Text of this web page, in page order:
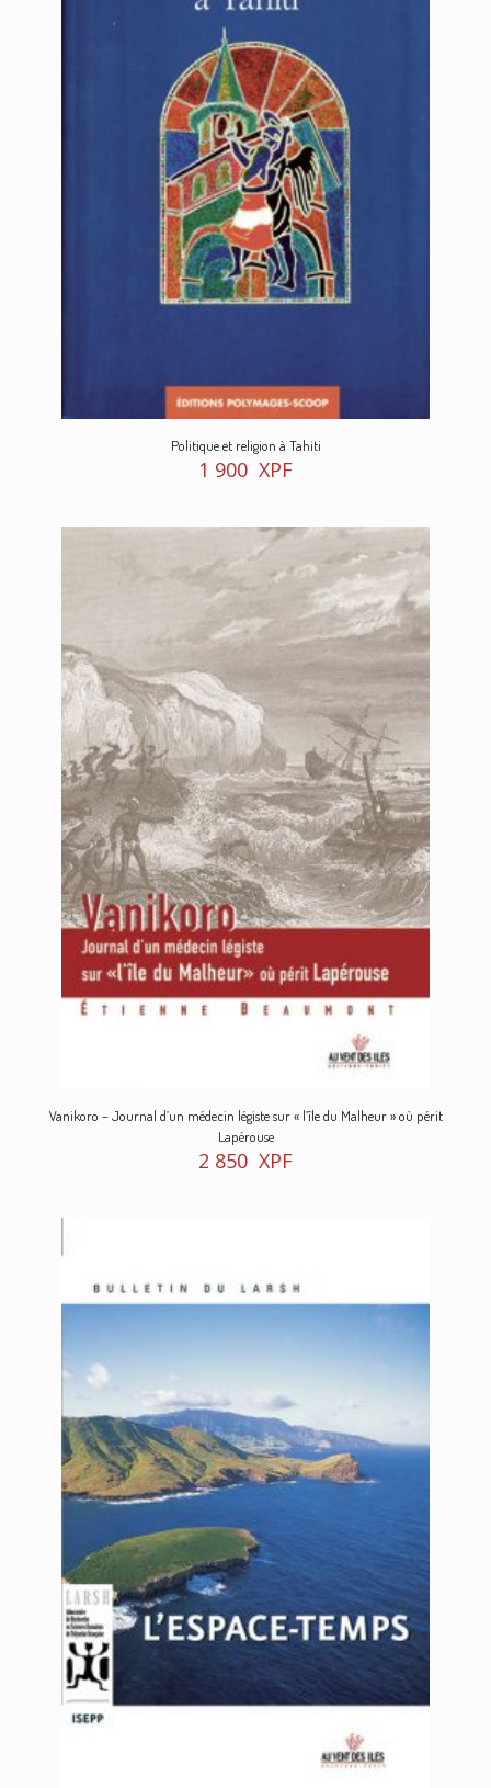
Politique et religion à Tahiti
1 900 XPF
Vanikoro – Journal d’un médecin légiste sur « l’île du Malheur » où périt
Lapérouse
2 850 XPF